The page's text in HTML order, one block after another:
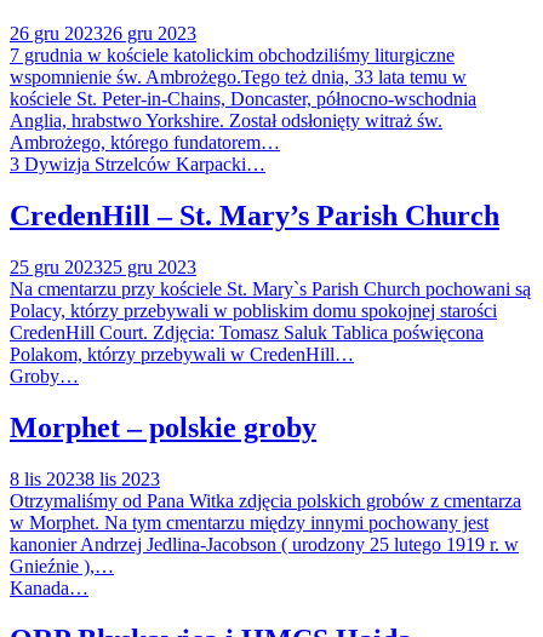
26 gru 202326 gru 2023
7 grudnia w kościele katolickim obchodziliśmy liturgiczne
wspomnienie św. Ambrożego.Tego też dnia, 33 lata temu w
kościele St. Peter-in-Chains, Doncaster, północno-wschodnia
Anglia, hrabstwo Yorkshire. Został odsłonięty witraż św.
Ambrożego, którego fundatorem…
3 Dywizja Strzelców Karpacki…
CredenHill – St. Mary’s Parish Church
25 gru 202325 gru 2023
Na cmentarzu przy kościele St. Mary`s Parish Church pochowani są
Polacy, którzy przebywali w pobliskim domu spokojnej starości
CredenHill Court. Zdjęcia: Tomasz Saluk Tablica poświęcona
Polakom, którzy przebywali w CredenHill…
Groby…
Morphet – polskie groby
8 lis 20238 lis 2023
Otrzymaliśmy od Pana Witka zdjęcia polskich grobów z cmentarza
w Morphet. Na tym cmentarzu między innymi pochowany jest
kanonier Andrzej Jedlina-Jacobson ( urodzony 25 lutego 1919 r. w
Gnieźnie ),…
Kanada…